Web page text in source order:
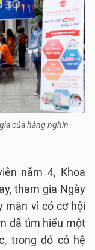
của hàng nghìn
năm 4, Khoa
tham gia Ngày
mắn vì có cơ hội
đã tìm hiểu một
trong đó có hệ